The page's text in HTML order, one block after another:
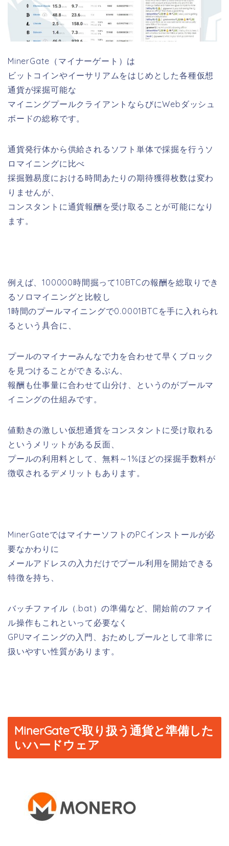
MinerGate（マイナーゲート）は
ビットコインやイーサリアムをはじめとした各種仮想
通貨が採掘可能な
マイニングプールクライアントならびにWebダッシュ
ボードの総称です。
通貨発行体から供給されるソフト単体で採掘を行うソ
ロマイニングに比べ
採掘難易度における時間あたりの期待獲得枚数は変わ
りませんが、
コンスタントに通貨報酬を受け取ることが可能になり
ます。
例えば、100000時間掘って10BTCの報酬を総取りでき
るソロマイニングと比較し
1時間のプールマイニングで0.0001BTCを手に入れられ
るという具合に、
プールのマイナーみんなで力を合わせて早くブロック
を見つけることができるぶん、
報酬も仕事量に合わせて山分け、というのがプールマ
イニングの仕組みです。
値動きの激しい仮想通貨をコンスタントに受け取れる
というメリットがある反面、
プールの利用料として、無料～1%ほどの採掘手数料が
徴収されるデメリットもあります。
MinerGateではマイナーソフトのPCインストールが必
要なかわりに
メールアドレスの入力だけでプール利用を開始できる
特徴を持ち、
バッチファイル（.bat）の準備など、開始前のファイ
ル操作もこれといって必要なく
GPUマイニングの入門、おためしプールとして非常に
扱いやすい性質があります。
MinerGateで取り扱う通貨と準備した
いハードウェア